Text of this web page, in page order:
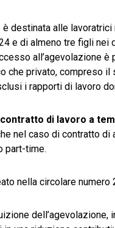
è destinata alle
e di almeno tre figli nei
all’agevolazione è
che privato, compreso il
i rapporti di lavoro
contratto di lavoro a
nel caso di contratto di
part-time.
nella circolare numero
dell’agevolazione,